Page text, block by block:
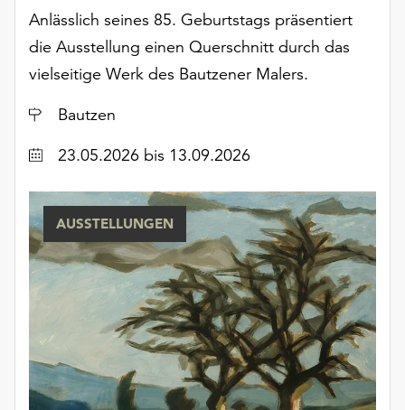
anpassen,
erreichen
Sie
die
über
Schaltfläche
Weitere
Informationen
finden
Sie
unserer
Datenschutzerklärung
oder
dem
Impressum
Anlässlich seines 85. Geburtstags präsentiert
die Ausstellung einen Querschnitt durch das
vielseitige Werk des Bautzener Malers.
Ort
Bautzen
Datum23.05.2026 bis 13.09.2026
AUSSTELLUNGEN